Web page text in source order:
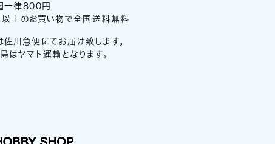
一律800円
上のお買い物で全国送料無料
川急便にてお届け致します。
はヤマト運輸となります。